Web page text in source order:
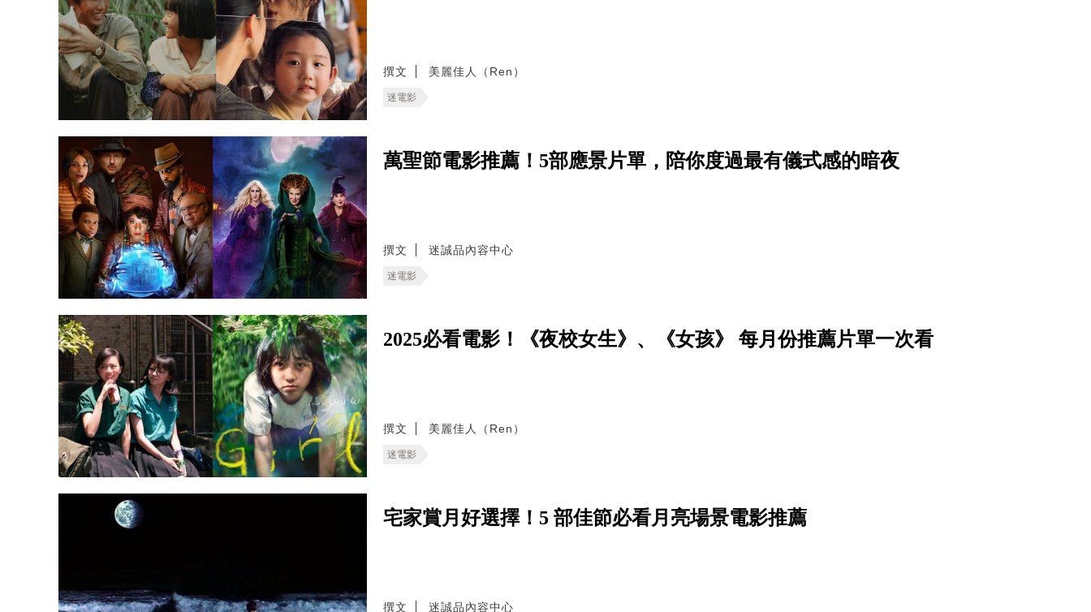
撰文 美麗佳人（Ren）
迷電影
萬聖節電影推薦！5部應景片單，陪你度過最有儀式感的暗夜
撰文 迷誠品內容中心
迷電影
2025必看電影！《夜校女生》、《女孩》 每月份推薦片單一次看
撰文 美麗佳人（Ren）
迷電影
宅家賞月好選擇！5 部佳節必看月亮場景電影推薦
撰文 迷誠品內容中心